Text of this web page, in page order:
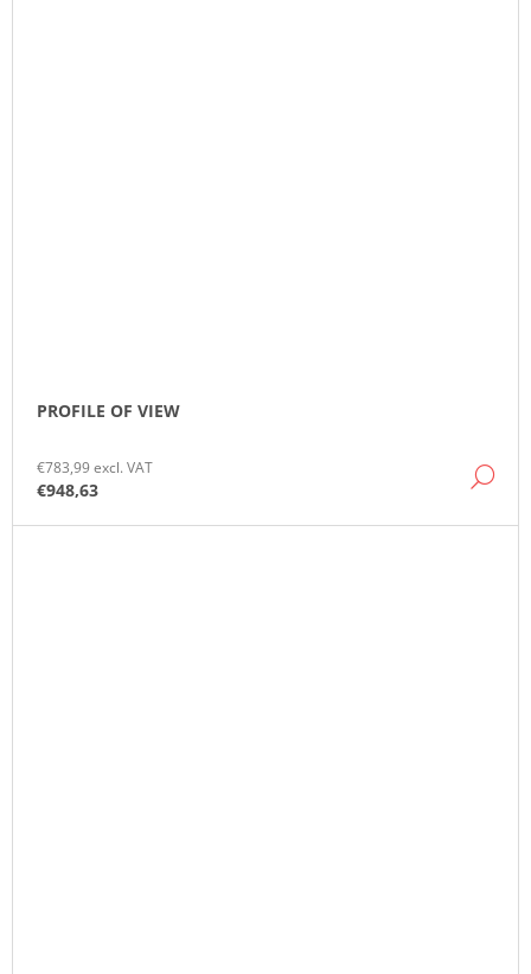
PROFILE OF VIEW
€783,99 excl. VAT
€948,63